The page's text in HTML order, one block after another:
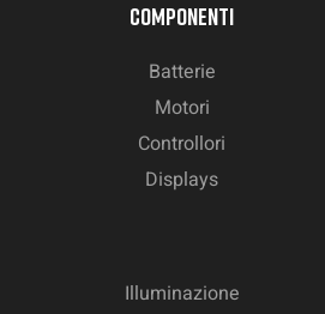
COMPONENTI
Batterie
Motori
Controllori
Displays
Illuminazione